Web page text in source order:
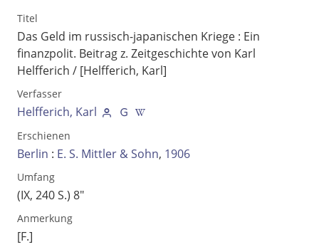
Volltext und Inhaltsverzeichnis
Suchbegriff
Titel
Das Geld im russisch-japanischen Kriege : Ein
finanzpolit. Beitrag z. Zeitgeschichte von Karl
Helfferich / [Helfferich, Karl]
Verfasser
Helfferich, Karl
Erschienen
Berlin : E. S. Mittler & Sohn, 1906
Umfang
(IX, 240 S.) 8"
Anmerkung
[F.]